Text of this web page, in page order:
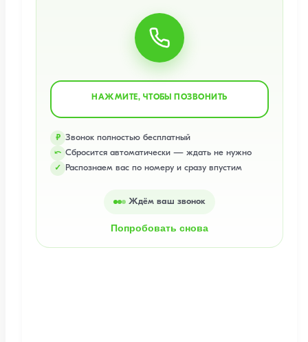
НАЖМИТЕ, ЧТОБЫ ПОЗВОНИТЬ
₽ Звонок полностью бесплатный
⤺ Сбросится автоматически — ждать не нужно
✓ Распознаем вас по номеру и сразу впустим
Ждём ваш звонок
Попробовать снова